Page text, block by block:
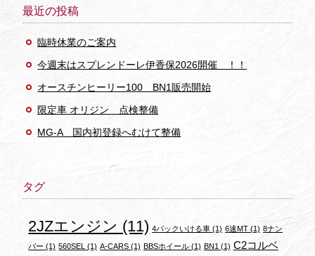
最近の投稿
臨時休業のご案内
今週末はスプレンドーレ伊香保2026開催 ！！
オースチンヒーリー100 BN1販売開始
限定車 オリジン 点検整備
MG-A 国内初登録へむけて整備
タグ
2JZエンジン (11) 4バックいける車 (1) 6速MT(1) 8ナン
バー (1) 560SEL (1) A-CARS (1) BBSホイール(1) BN1 (1) C2コルベ